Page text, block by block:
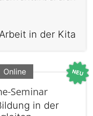
in der Kita
Online
Seminar
in der